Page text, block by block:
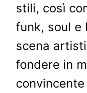
stili, così
funk, soul e
scena
fondere in